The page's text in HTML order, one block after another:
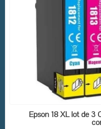
Epson 18 XL lot de 3